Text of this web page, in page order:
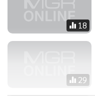
18
29